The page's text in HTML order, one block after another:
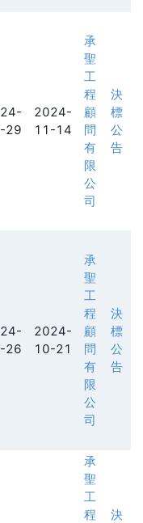
29
2024-
11-14
承
聖
工
程
顧
問
有
限
公
司
決
標
公
告
26
2024-
10-21
承
聖
工
程
顧
問
有
限
公
司
決
標
公
告
承
聖
工
程
決